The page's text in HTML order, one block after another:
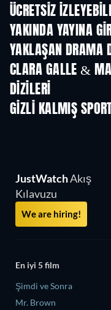
ÜCRETSIZ TV
YAKINDA YAYINA
TV
YAKLAŞAN DRAMA
Sezon 2
CLARA GALLE &
DIZILERI
GIZLI KALMIŞ
JustWatchAkış
Kılavuzu
We are hiring!
En iyi 5 film
Şimdi ve Sonra
Mr. Brown